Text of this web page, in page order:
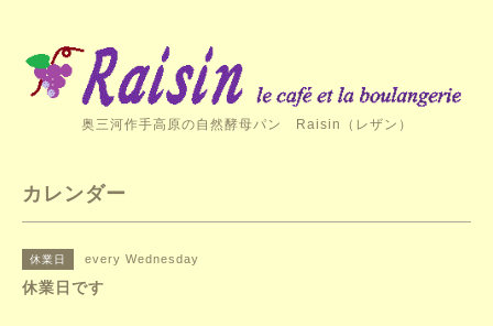
奥三河作手高原の自然酵母パン Raisin（レザン）
カレンダー
休業日 every Wednesday
休業日です